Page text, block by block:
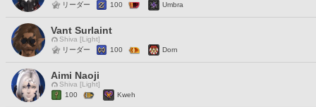
リーダー
100 Umbra
Vant Surlaint
Shiva [Light]
リーダー
100 Dorn
Aimi Naoji
Shiva [Light]
100
Kweh